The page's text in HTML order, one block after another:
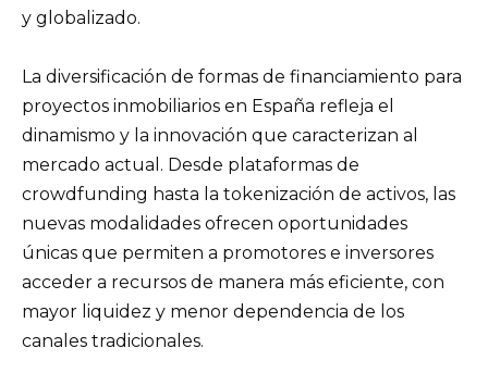
y globalizado.
La diversificación de formas de financiamiento para
proyectos inmobiliarios en España refleja el
dinamismo y la innovación que caracterizan al
mercado actual. Desde plataformas de
crowdfunding hasta la tokenización de activos, las
nuevas modalidades ofrecen oportunidades
únicas que permiten a promotores e inversores
acceder a recursos de manera más eficiente, con
mayor liquidez y menor dependencia de los
canales tradicionales.